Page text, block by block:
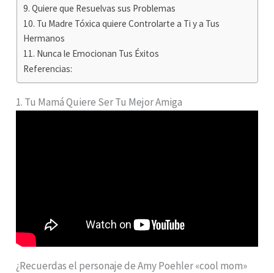
9. Quiere que Resuelvas sus Problemas
10. Tu Madre Tóxica quiere Controlarte a Ti y a Tus
Hermanos
11. Nunca le Emocionan Tus Éxitos
Referencias:
1. Tu Mamá Quiere Ser Tu Mejor Amiga
¿Recuerdas el personaje de Amy Poehler «cool mom»